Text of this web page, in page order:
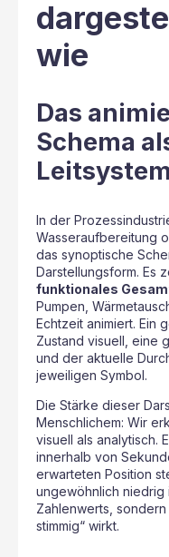
wie
Das
Schema
In der
Wasseraufbereitung
das synoptische
Darstellungsform. Es
funktionales
Pumpen,
Echtzeit animiert. Ein
Zustand visuell, eine
und der aktuelle
jeweiligen Symbol.
Die Stärke dieser
Menschlichem: Wir
visuell als analytisch.
innerhalb von
erwarteten Position
ungewöhnlich niedrig
Zahlenwerts,
stimmig“ wirkt.